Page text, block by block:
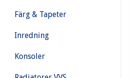
Färg & Tapeter
Inredning
Konsoler